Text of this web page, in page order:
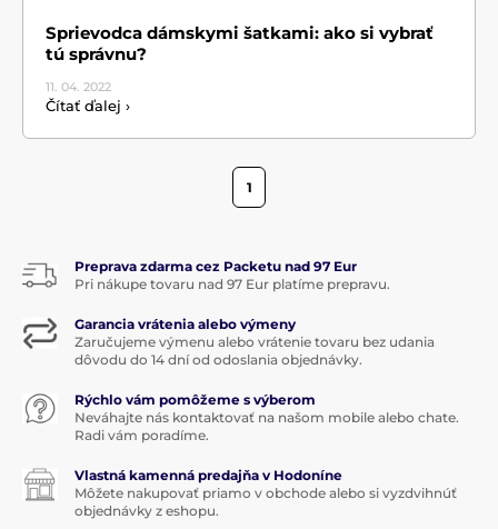
Sprievodca dámskymi šatkami: ako si vybrať
tú správnu?
11. 04. 2022
Čítať ďalej ›
1
Preprava zdarma cez Packetu nad 97 Eur
Pri nákupe tovaru nad 97 Eur platíme prepravu.
Garancia vrátenia alebo výmeny
Zaručujeme výmenu alebo vrátenie tovaru bez udania
dôvodu do 14 dní od odoslania objednávky.
Rýchlo vám pomôžeme s výberom
Neváhajte nás kontaktovať na našom mobile alebo chate.
Radi vám poradíme.
Vlastná kamenná predajňa v Hodoníne
Môžete nakupovať priamo v obchode alebo si vyzdvihnúť
objednávky z eshopu.